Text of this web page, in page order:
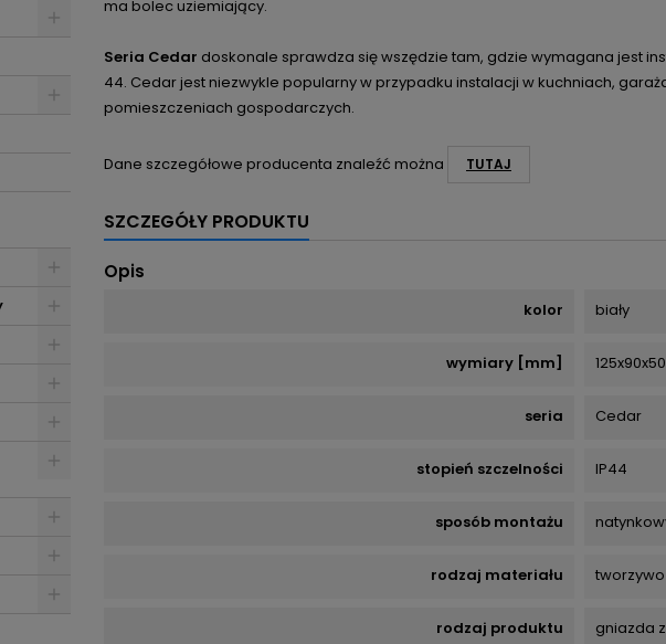
ma bolec uziemiający.
Seria Cedar doskonale sprawdza się wszędzie tam, gdzie wymagana jest
44. Cedar jest niezwykle popularny w przypadku instalacji w kuchniach,
pomieszczeniach gospodarczych.
Dane szczegółowe producenta znaleźć można TUTAJ
SZCZEGÓŁY PRODUKTU
Opis
kolor biały
wymiary [mm] 125x90x50
seria Cedar
stopień szczelności IP44
sposób montażu
rodzaj materiału
rodzaj produktu gniazda